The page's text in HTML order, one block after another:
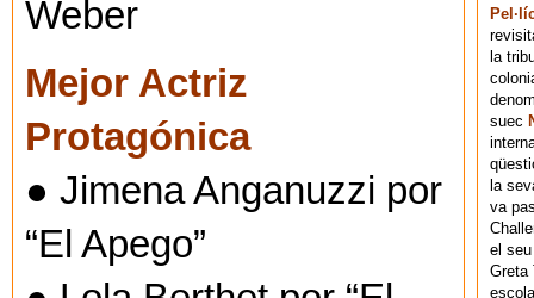
Weber
Mejor Actriz
Protagónica
● Jimena Anganuzzi por
“El Apego”
la
suec
la
va
el
Greta